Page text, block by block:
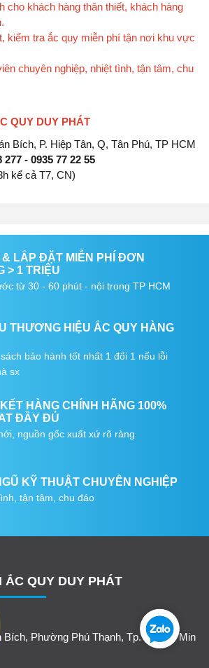
cho khách hàng thân thiết, khách hàng
kiểm tra ắc quy miễn phí tận nơi khu vực
chuyên nghiệp, nhiệt tình, tận tâm, chu
QUY DUY PHÁT
Bích, P. Hiệp Tân, Q, Tân Phú, TP HCM
277 - 0935 77 22 55
kể cả T7, CN)
& LẮP ĐẶT MIỄN PHÍ ĐƠN
> 1 TRIỆU
từ 30 - 60 phút - nội trong TP HCM
THƯƠNG HIỆU ẮC QUY HÀNG
bảo hành tốt nhất 1 đổi 1 nếu lỗi
sx
HÀNG CHÍNH HÃNG 100%
ĐẦY ĐỦ
nguồn gốc xuất xứ rõ ràng
KỸ THUẬT CHUYÊN NGHIỆP
tận tâm, chu đáo
ẮC QUY DUY PHÁT
Bích, Phường Phú Thạnh, Tp. Hồ Chí Min